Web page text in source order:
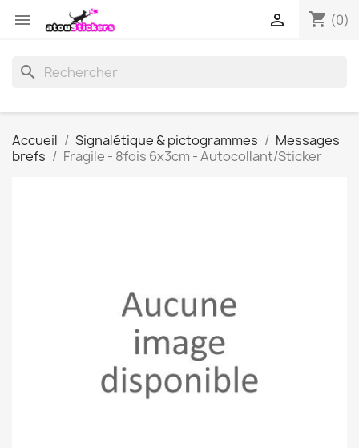
 shopping_cart (0)

search
Accueil Signalétique & pictogrammes
Messages
brefs
Fragile - 8fois 6x3cm - Autocollant/Sticker